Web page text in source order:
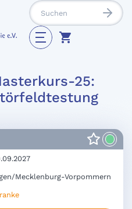
25:
Mecklenburg-Vorpommern